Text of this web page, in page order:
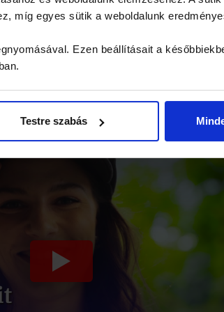
míg egyes sütik a weboldalunk
Ezen beállításait a
Testre szabás
Am Ende des Spiels können
verglichen werden